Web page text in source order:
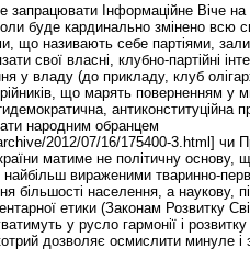
запрацювати Інформаційне Віче
буде кардинально змінено всю
що називають себе партіями,
свої власні, клубно-партійні
у владу (до прикладу, клуб
що марять поверненням у
антиконституційна
народним обранцем
2012/07/16/175400-3.html] чи
матиме не політичну основу,
вираженими тваринно-
більшості населення, а наукову,
етики (Законам Розвитку
у русло гармонії і
дозволяє осмислити минуле і